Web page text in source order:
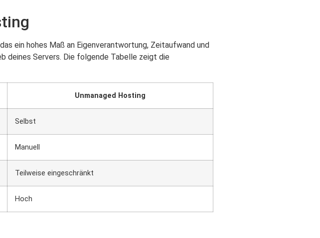
ein hohes Maß an Eigenverantwortung, Zeitaufwand und
deines Servers. Die folgende Tabelle zeigt die
Unmanaged Hosting
Selbst
Manuell
Teilweise eingeschränkt
Hoch